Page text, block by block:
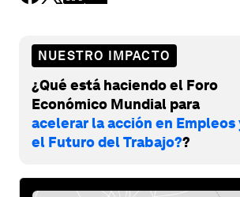
NUESTRO IMPACTO
¿Qué está haciendo el Foro
Económico Mundial para
acelerar la acción en Empleos
el Futuro del Trabajo??